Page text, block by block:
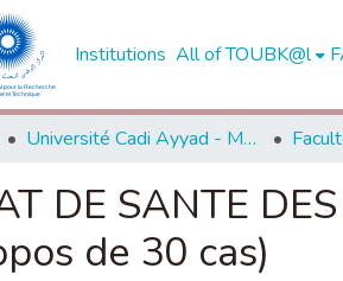
Institutions All of TOUBK@l
Université Cadi Ayyad - Marrakech
DE SANTE
de 30 cas)